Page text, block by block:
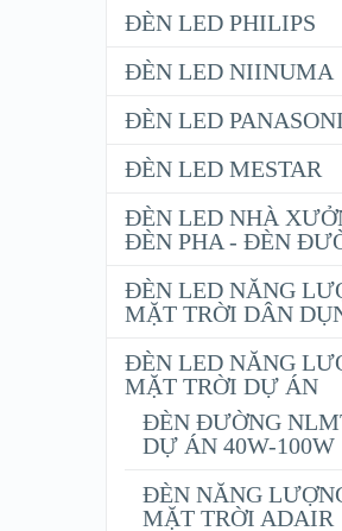
ĐÈN LED PHILIPS
ĐÈN LED NIINUMA
ĐÈN LED
ĐÈN LED MESTAR
ĐÈN LED NHÀ
ĐÈN PHA - ĐÈN
ĐÈN LED NĂNG
MẶT TRỜI DÂN
ĐÈN LED NĂNG
MẶT TRỜI DỰ ÁN
ĐÈN ĐƯỜNG
DỰ ÁN 40W-100W
ĐÈN NĂNG
MẶT TRỜI ADAIR